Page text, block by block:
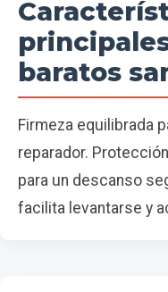
baratos
Firmeza equilibrada
reparador.
para un descanso
facilita levantarse y